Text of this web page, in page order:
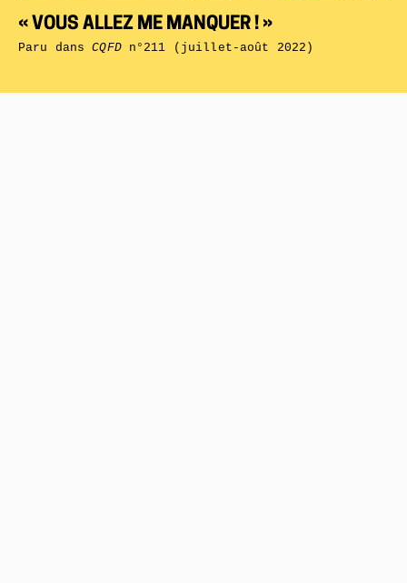
« VOUS ALLEZ ME MANQUER ! »
Paru dansCQFDn°211 (juillet-août 2022)